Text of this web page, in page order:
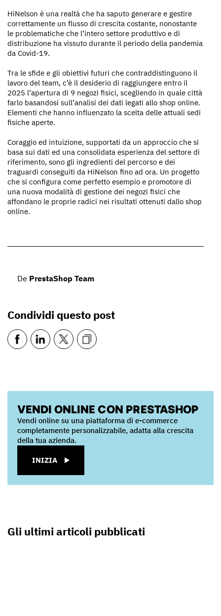
HiNelson è una realtà che ha saputo generare e gestire
correttamente un flusso di crescita costante, nonostante
le problematiche che l’intero settore produttivo e di
distribuzione ha vissuto durante il periodo della pandemia
da Covid-19.
Tra le sfide e gli obiettivi futuri che contraddistinguono il
lavoro del team, c’è il desiderio di raggiungere entro il
2025 l’apertura di 9 negozi fisici, scegliendo in quale città
farlo basandosi sull’analisi dei dati legati allo shop online.
Elementi che hanno influenzato la scelta delle attuali sedi
fisiche aperte.
Coraggio ed intuizione, supportati da un approccio che si
basa sui dati ed una consolidata esperienza del settore di
riferimento, sono gli ingredienti del percorso e dei
traguardi conseguiti da HiNelson fino ad ora. Un progetto
che si configura come perfetto esempio e promotore di
una nuova modalità di gestione dei negozi fisici che
affondano le proprie radici nei risultati ottenuti dallo shop
online.
De PrestaShop Team
Condividi questo post
VENDI ONLINE CON PRESTASHOP
Vendi online su una piattaforma di e-commerce
completamente personalizzabile, adatta alla crescita
della tua azienda.
INIZIA
Gli ultimi articoli pubblicati